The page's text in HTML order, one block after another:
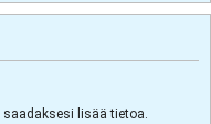
saadaksesi lisää tietoa.